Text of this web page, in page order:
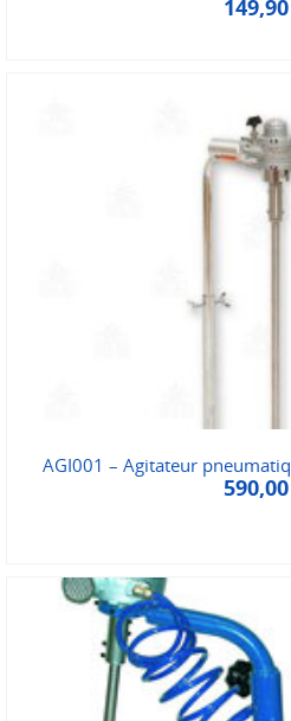
149,90
AGI001 – Agitateur
590,00